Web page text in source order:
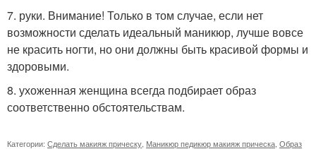
7. руки. Внимание! Только в том случае, если нет
возможности сделать идеальный маникюр, лучше вовсе
не красить ногти, но они должны быть красивой формы и
здоровыми.
8. ухоженная женщина всегда подбирает образ
соответственно обстоятельствам.
Категории: Сделать макияж прическу Маникюр педикюр макияж прическа Образ